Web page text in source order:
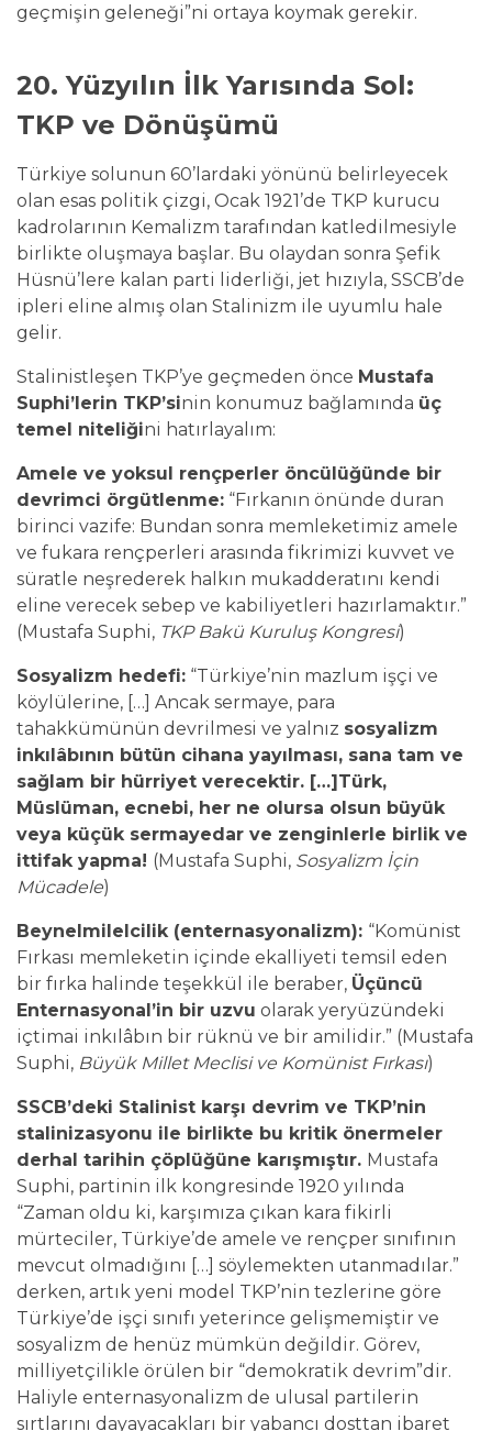
geçmişin geleneği”ni ortaya koymak gerekir.
20. Yüzyılın İlk Yarısında Sol:
TKP ve Dönüşümü
Türkiye solunun 60’lardaki yönünü belirleyecek
olan esas politik çizgi, Ocak 1921’de TKP kurucu
kadrolarının Kemalizm tarafından katledilmesiyle
birlikte oluşmaya başlar. Bu olaydan sonra Şefik
Hüsnü’lere kalan parti liderliği, jet hızıyla, SSCB’de
ipleri eline almış olan Stalinizm ile uyumlu hale
gelir.
Stalinistleşen TKP’ye geçmeden önce Mustafa
Suphi’lerin TKP’sinin konumuz bağlamında üç
temel niteliğini hatırlayalım:
Amele ve yoksul rençperler öncülüğünde bir
devrimci örgütlenme: “Fırkanın önünde duran
birinci vazife: Bundan sonra memleketimiz amele
ve fukara rençperleri arasında fikrimizi kuvvet ve
süratle neşrederek halkın mukadderatını kendi
eline verecek sebep ve kabiliyetleri hazırlamaktır.”
(Mustafa Suphi, TKP Bakü Kuruluş Kongresi)
Sosyalizm hedefi: “Türkiye’nin mazlum işçi ve
köylülerine, […] Ancak sermaye, para
tahakkümünün devrilmesi ve yalnız sosyalizm
inkılâbının bütün cihana yayılması, sana tam ve
sağlam bir hürriyet verecektir. […]Türk,
Müslüman, ecnebi, her ne olursa olsun büyük
veya küçük sermayedar ve zenginlerle birlik ve
ittifak yapma! (Mustafa Suphi, Sosyalizm İçin
Mücadele)
Beynelmilelcilik (enternasyonalizm): “Komünist
Fırkası memleketin içinde ekalliyeti temsil eden
bir fırka halinde teşekkül ile beraber, Üçüncü
Enternasyonal’in bir uzvu olarak yeryüzündeki
içtimai inkılâbın bir rüknü ve bir amilidir.” (Mustafa
Suphi, Büyük Millet Meclisi ve Komünist Fırkası)
SSCB’deki Stalinist karşı devrim ve TKP’nin
stalinizasyonu ile birlikte bu kritik önermeler
derhal tarihin çöplüğüne karışmıştır. Mustafa
Suphi, partinin ilk kongresinde 1920 yılında
“Zaman oldu ki, karşımıza çıkan kara fikirli
mürteciler, Türkiye’de amele ve rençper sınıfının
mevcut olmadığını […] söylemekten utanmadılar.”
derken, artık yeni model TKP’nin tezlerine göre
Türkiye’de işçi sınıfı yeterince gelişmemiştir ve
sosyalizm de henüz mümkün değildir. Görev,
milliyetçilikle örülen bir “demokratik devrim”dir.
Haliyle enternasyonalizm de ulusal partilerin
sırtlarını dayayacakları bir yabancı dosttan ibaret